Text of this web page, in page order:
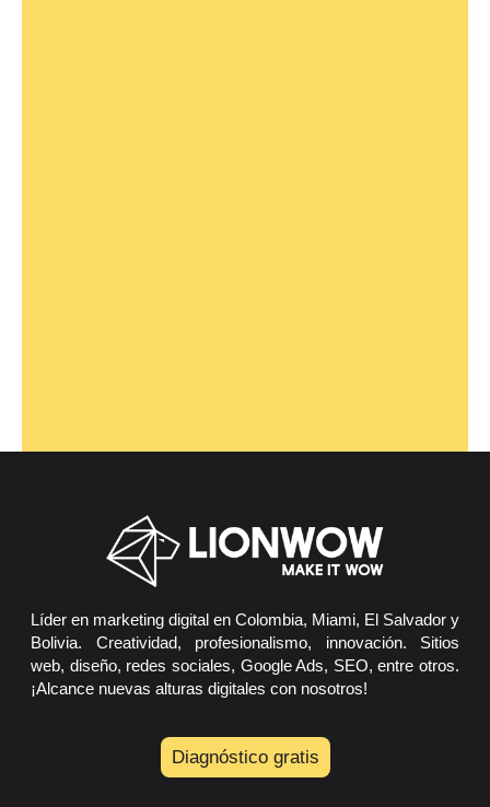
Líder en marketing digital en Colombia, Miami, El Salvador y
Bolivia. Creatividad, profesionalismo, innovación. Sitios
web, diseño, redes sociales, Google Ads, SEO, entre otros.
¡Alcance nuevas alturas digitales con nosotros!
Diagnóstico gratis